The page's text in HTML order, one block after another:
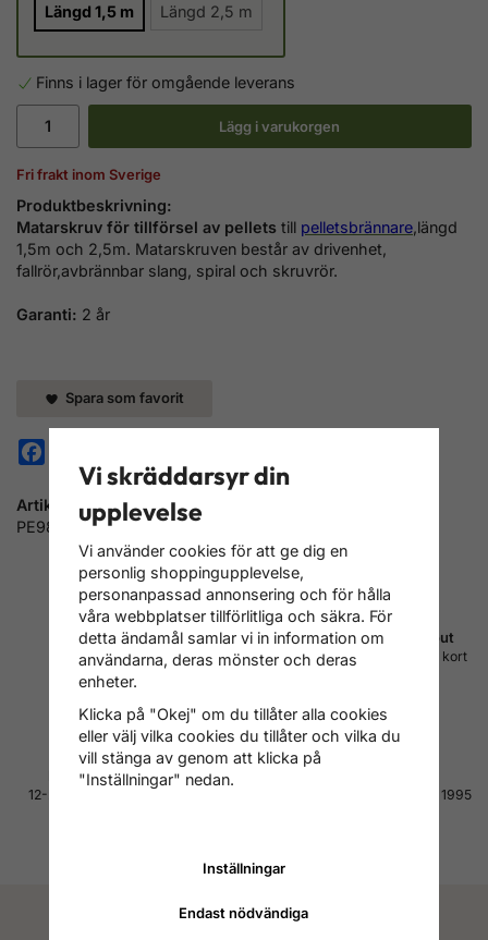
Spara som favorit
Artikelnummer:
PE980021-20
Längd 1,5 m
Längd 2,5 m
Finns i lager för omgående leverans
Lägg i varukorgen
Fri frakt inom Sverige
Produktbeskrivning:
Matarskruv för tillförsel av pellets till pelletsbrännare,längd
1,5m och 2,5m. Matarskruven består av drivenhet,
fallrör,avbrännbar slang, spiral och skruvrör.
Garanti: 2 år
Fri frakt inom Sverige
Vi skickar med PostNord
DSV/Schenker och DHL
Läs mer om leverans
Betala med Svea checkout
Faktura, delbetalning, konto, kort
Hög kvalitet till bra pris
12-24 månaders garanti på alla
Tusentals nöjda kunder sedan 1995
Vi skräddarsyr din
upplevelse
Vi använder cookies för att ge dig en
personlig shoppingupplevelse,
personanpassad annonsering och för hålla
våra webbplatser tillförlitliga och säkra. För
detta ändamål samlar vi in information om
användarna, deras mönster och deras
enheter.
Klicka på "Okej" om du tillåter alla cookies
eller välj vilka cookies du tillåter och vilka du
vill stänga av genom att klicka på
"Inställningar" nedan.
Inställningar
Endast nödvändiga